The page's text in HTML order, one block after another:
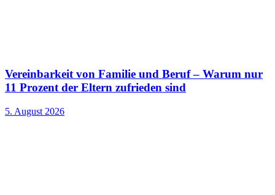
Vereinbarkeit von Familie und Beruf – Warum nur
11 Prozent der Eltern zufrieden sind
5. August 2026